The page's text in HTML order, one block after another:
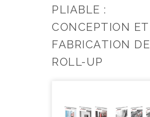
PLIABLE :
CONCEPTION ET
FABRICATION DE
ROLL-UP